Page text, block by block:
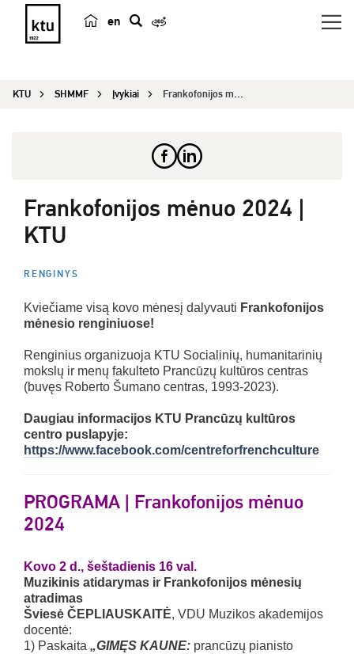
en
e
KTU SHMMF Įvykiai Frankofonijos mėnuo 2024 | KTU
Frankofonijos mėnuo 2024 |
KTU
RENGINYS
Kviečiame visą kovo mėnesį dalyvauti Frankofonijos
mėnesio renginiuose!
Renginius organizuoja KTU Socialinių, humanitarinių
mokslų ir menų fakulteto Prancūzų kultūros centras
(buvęs Roberto Šumano centras, 1993-2023).
Daugiau informacijos KTU Prancūzų kultūros
centro puslapyje:
https://www.facebook.com/centreforfrenchculture
PROGRAMA | Frankofonijos mėnuo
2024
Kovo 2 d., šeštadienis 16 val.
Muzikinis atidarymas ir Frankofonijos mėnesių
atradimas
Šviesė ČEPLIAUSKAITĖ, VDU Muzikos akademijos
docentė:
1) Paskaita „GIMĘS KAUNE: prancūzų pianisto